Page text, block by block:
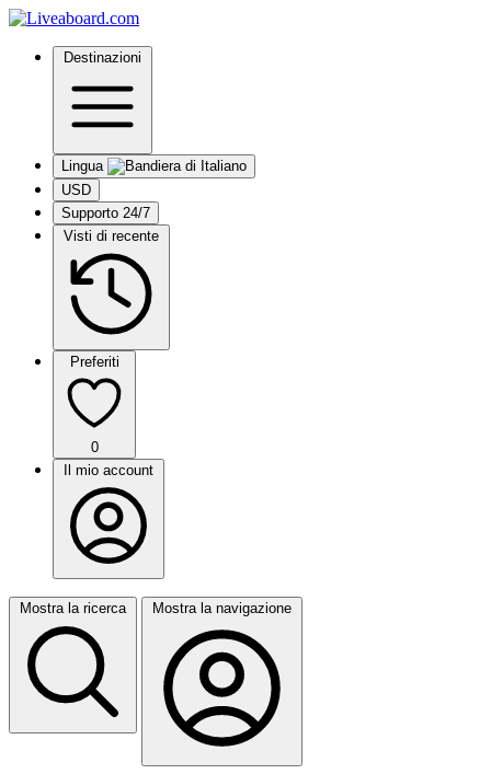
Destinazioni
Lingua
USD
Supporto 24/7
Visti di recente
Preferiti
0
Il mio account
Mostra la ricerca Mostra la navigazione